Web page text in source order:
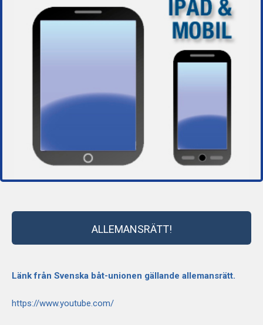
ALLEMANSRÄTT!
Länk från Svenska båt-unionen gällande allemansrätt.
https://www.youtube.com/